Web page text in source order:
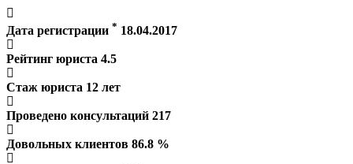
Дата регистрации * 18.04.2017
Рейтинг юриста 4.5
Стаж юриста 12 лет
Проведено консультаций 217
Довольных клиентов 86.8 %